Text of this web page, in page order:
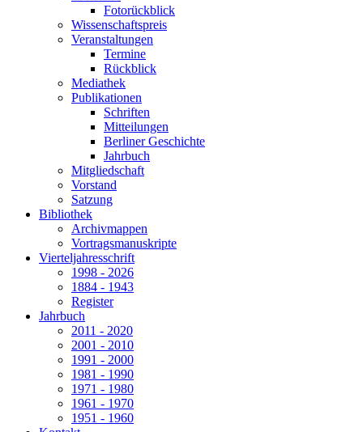
Fotorückblick
Wissenschaftspreis
Veranstaltungen
Termine
Rückblick
Mediathek
Publikationen
Schriften
Mitteilungen
Berliner Geschichte
Jahrbuch
Mitgliedschaft
Vorstand
Satzung
Bibliothek
Archivmappen
Vortragsmanuskripte
Vierteljahresschrift
1998 - 2026
1884 - 1943
Register
Jahrbuch
2011 - 2020
2001 - 2010
1991 - 2000
1981 - 1990
1971 - 1980
1961 - 1970
1951 - 1960